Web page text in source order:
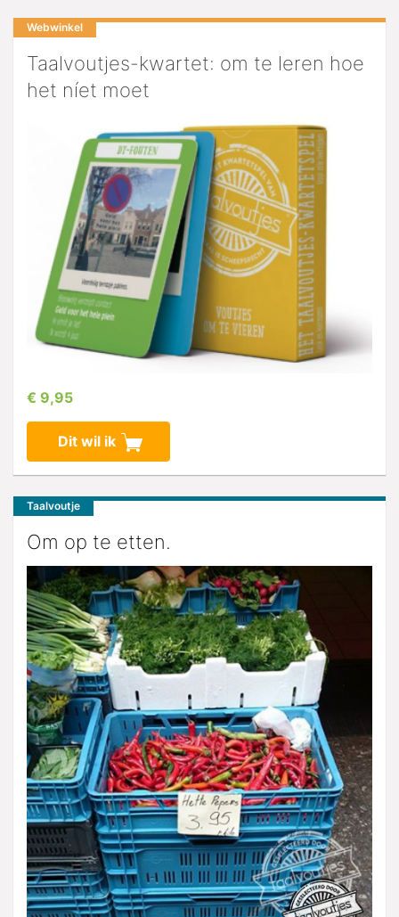
Webwinkel
Taalvoutjes-kwartet: om te leren hoe
het níet moet
€ 9,95
Dit wil ik
Taalvoutje
Om op te etten.